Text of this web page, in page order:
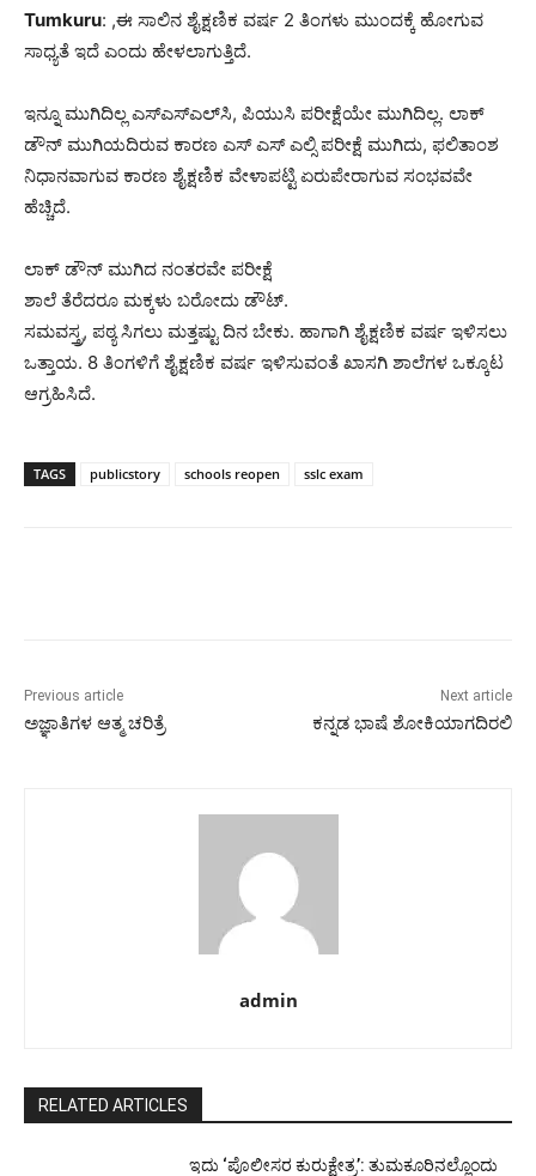
Tumkuru: ,ಈ ಸಾಲಿನ ಶೈಕ್ಷಣಿಕ ವರ್ಷ 2 ತಿಂಗಳು ಮುಂದಕ್ಕೆ ಹೋಗುವ
ಸಾಧ್ಯತೆ ಇದೆ ಎಂದು ಹೇಳಲಾಗುತ್ತಿದೆ.
ಇನ್ನೂ ಮುಗಿದಿಲ್ಲ ಎಸ್‍ಎಸ್‍ಎಲ್‍ಸಿ, ಪಿಯುಸಿ ಪರೀಕ್ಷೆಯೇ ಮುಗಿದಿಲ್ಲ.‌ ಲಾಕ್
ಡೌನ್ ಮುಗಿಯದಿರುವ ಕಾರಣ ಎಸ್ ಎಸ್ ಎಲ್ಸಿ ಪರೀಕ್ಷೆ ಮುಗಿದು, ಫಲಿತಾಂಶ
ನಿಧಾನವಾಗುವ ಕಾರಣ ಶೈಕ್ಷಣಿಕ ವೇಳಾಪಟ್ಟಿ ಏರುಪೇರಾಗುವ ಸಂಭವವೇ
ಹೆಚ್ಚಿದೆ.
ಲಾಕ್ ಡೌನ್ ಮುಗಿದ ನಂತರವೇ ಪರೀಕ್ಷೆ
ಶಾಲೆ ತೆರೆದರೂ ಮಕ್ಕಳು ಬರೋದು ಡೌಟ್.
ಸಮವಸ್ತ್ರ, ಪಠ್ಯ ಸಿಗಲು ಮತ್ತಷ್ಟು ದಿನ ಬೇಕು. ಹಾಗಾಗಿ ಶೈಕ್ಷಣಿಕ ವರ್ಷ ಇಳಿಸಲು
ಒತ್ತಾಯ. 8 ತಿಂಗಳಿಗೆ ಶೈಕ್ಷಣಿಕ ವರ್ಷ ಇಳಿಸುವಂತೆ ಖಾಸಗಿ ಶಾಲೆಗಳ ಒಕ್ಕೂಟ
ಆಗ್ರಹಿಸಿದೆ.
TAGS publicstory schools reopen sslc exam
Previous article
ಅಜ್ಞಾತಿಗಳ ಆತ್ಮ ಚರಿತ್ರೆ
Next article
ಕನ್ನಡ ಭಾಷೆ ಶೋಕಿಯಾಗದಿರಲಿ
admin
RELATED ARTICLES
ಇದು ‘ಪೊಲೀಸರ ಕುರುಕ್ಷೇತ್ರ’: ತುಮಕೂರಿನಲ್ಲೊಂದು